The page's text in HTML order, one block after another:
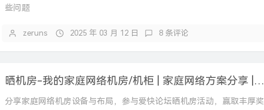
些问题
zeruns 2025 年 03 月 12 日 8 条评论
晒机房-我的家庭网络机房/机柜 | 家庭网络方案分享 | 分享机房照片赢大奖
分享家庭网络机房设备与布局，参与爱快论坛晒机房活动，赢取丰厚奖